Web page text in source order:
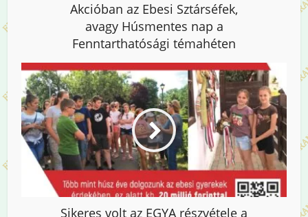
Akcióban az Ebesi Sztárséfek,
avagy Húsmentes nap a
Fenntarthatósági témahéten
Sikeres volt az EGYA részvétele a